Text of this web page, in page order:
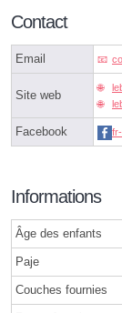
Contact
Email
Site web
Facebook
Informations
Âge des enfants
Paje
Couches fournies